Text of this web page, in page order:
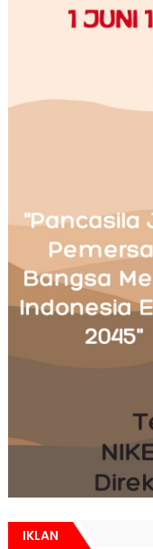
IKLAN